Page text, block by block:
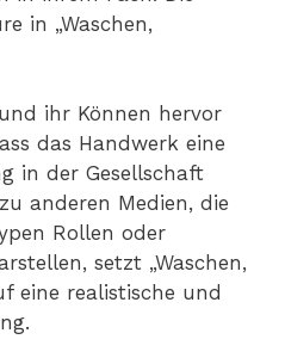
in „Waschen,
ihr Können hervor
das Handwerk eine
in der Gesellschaft
anderen Medien, die
Rollen oder
setzt „Waschen,
eine realistische und